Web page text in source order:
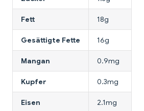
Fett 18g
Gesättigte Fette 16g
Mangan 0.9mg
Kupfer 0.3mg
Eisen 2.1mg